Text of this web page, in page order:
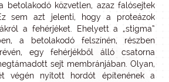
betolakodó közvetlen, azaz falósejtek
sem azt jelenti, hogy a proteázok
a fehérjéket. Ehelyett a „stigma”
a betolakodó felszínén, részben
egy fehérjékből álló csatorna
sejt membránjában. Olyan,
végén nyitott hordót építenének a